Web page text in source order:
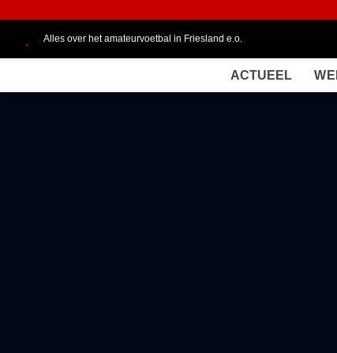
Alles over het amateurvoetbal in Friesland e.o.
ACTUEEL